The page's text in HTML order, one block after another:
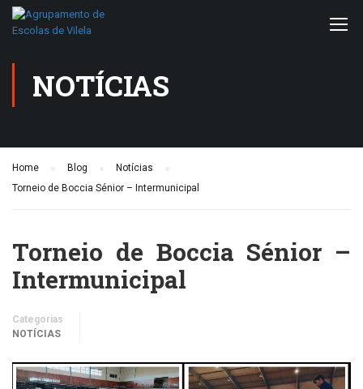
NOTÍCIAS
Home Blog
Notícias
Torneio de Boccia Sénior – Intermunicipal
Torneio de Boccia Sénior –
Intermunicipal
Categorias
NOTÍCIAS